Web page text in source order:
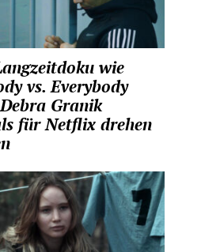
wie
vs. Everybody
Granik
für Netflix drehen